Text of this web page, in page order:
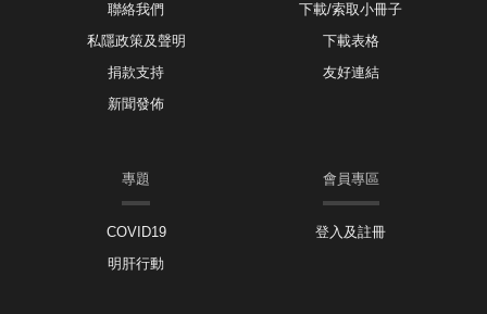
聯絡我們
私隱政策及聲明
捐款支持
新聞發佈
下載/索取小冊子
下載表格
友好連結
專題
COVID19
明肝行動
會員專區
登入及註冊